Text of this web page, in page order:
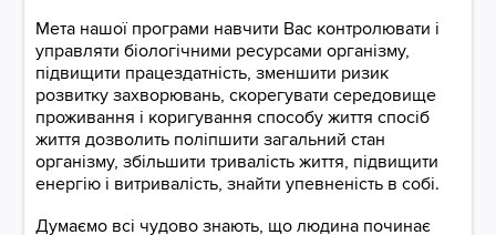
Мета нашої програми навчити Вас контролювати і
управляти біологічними ресурсами організму,
підвищити працездатність, зменшити ризик
розвитку захворювань, скорегувати середовище
проживання і коригування способу життя спосіб
життя дозволить поліпшити загальний стан
організму, збільшити тривалість життя, підвищити
енергію і витривалість, знайти упевненість в собі.
Думаємо всі чудово знають, що людина починає